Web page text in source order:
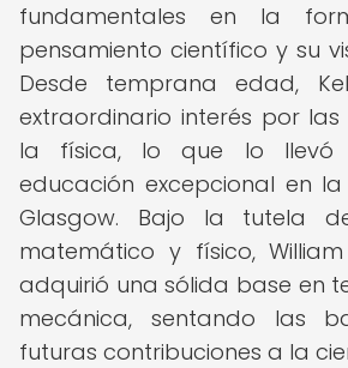
fundamentales en la
pensamiento científico y su
Desde temprana edad,
extraordinario interés por
la física, lo que lo llevó
educación excepcional en
Glasgow. Bajo la tutela
matemático y físico, William
adquirió una sólida base en
mecánica, sentando las
futuras contribuciones a la